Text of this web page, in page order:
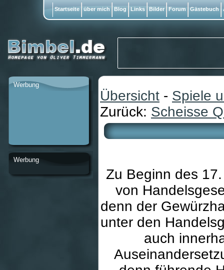
Übersicht - Spiele
Zurück: Scheisse
Zu Beginn des
von
denn der
unter den
auch
Werbung
Werbung
Startseite über mich Blog Links Bilder Forum Gästebuch